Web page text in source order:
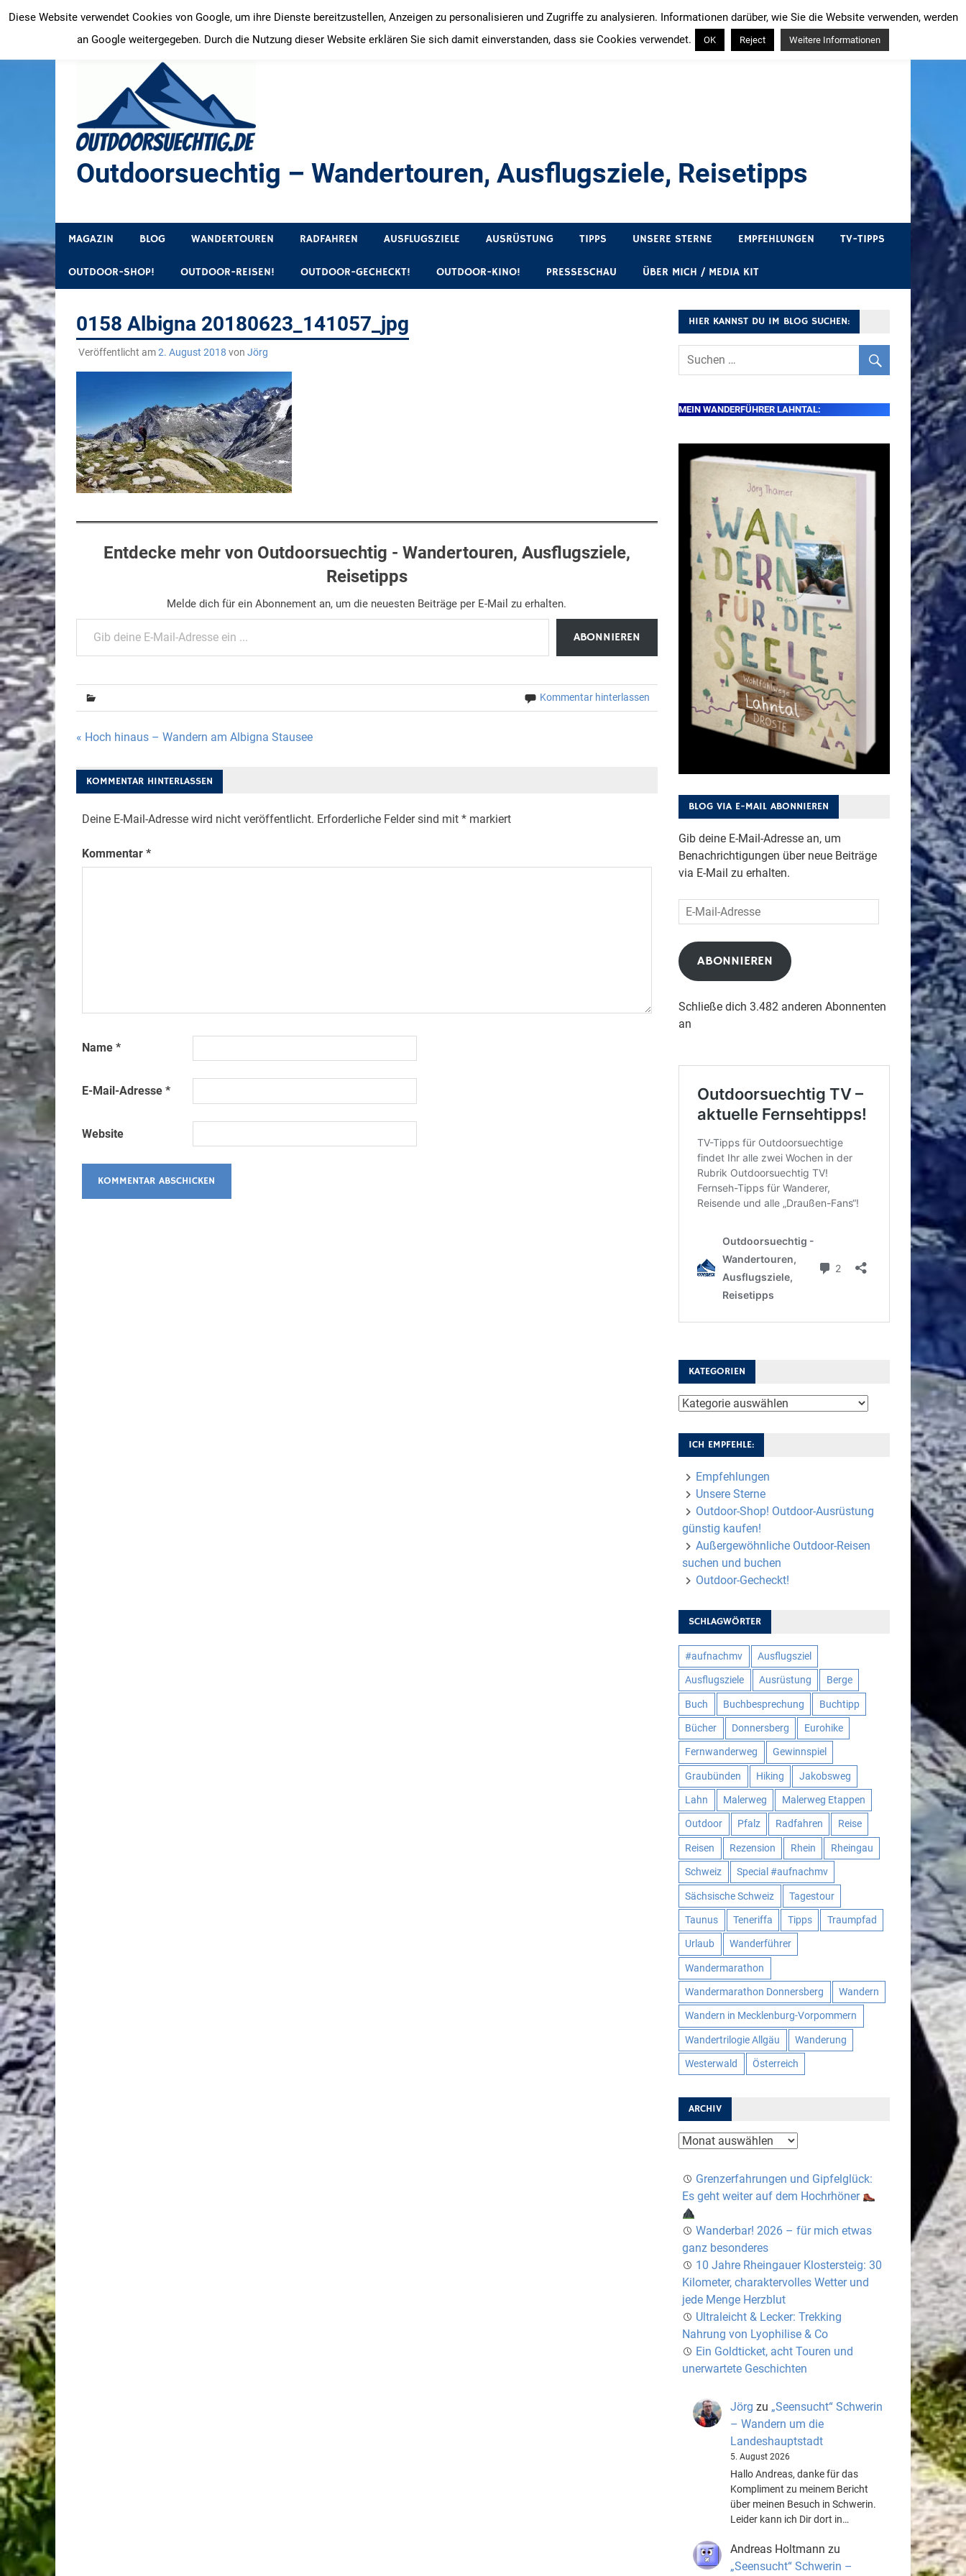
Inhalt
springen
Outdoorsuechtig – Wandertouren, Ausflugsziele, Reisetipps
MAGAZIN BLOG WANDERTOUREN RADFAHREN AUSFLUGSZIELE AUSRÜSTUNG TIPPS UNSERE STERNE EMPFEHLUNGEN TV-TIPPS
OUTDOOR-SHOP! OUTDOOR-REISEN! OUTDOOR-GECHECKT! OUTDOOR-KINO! PRESSESCHAU ÜBER MICH / MEDIA KIT
0158 Albigna 20180623_141057_jpg
Veröffentlicht am2. August 2018 von Jörg
Entdecke mehr von Outdoorsuechtig - Wandertouren, Ausflugsziele,
Reisetipps
Melde dich für ein Abonnement an, um die neuesten Beiträge per E-Mail zu erhalten.
Gib deine E-Mail-Adresse ein ...
ABONNIEREN
Kommentar hinterlassen
Beitragsnavigation
« Hoch hinaus – Wandern am Albigna Stausee
KOMMENTAR HINTERLASSEN
Deine E-Mail-Adresse wird nicht veröffentlicht. Erforderliche Felder sind mit *markiert
Kommentar *
Name *
E-Mail-Adresse *
Website
HIER KANNST DU IM BLOG SUCHEN:
MEIN WANDERFÜHRER LAHNTAL:
BLOG VIA E-MAIL ABONNIEREN
Gib deine E-Mail-Adresse an, um
Benachrichtigungen über neue Beiträge
via E-Mail zu erhalten.
E-
Mail-
Adresse
ABONNIEREN
Schließe dich 3.482 anderen Abonnenten
an
KATEGORIEN
Kategorien
ICH EMPFEHLE:
Empfehlungen
Unsere Sterne
Outdoor-Shop! Outdoor-Ausrüstung
günstig kaufen!
Außergewöhnliche Outdoor-Reisen
suchen und buchen
Outdoor-Gecheckt!
SCHLAGWÖRTER
#aufnachmv Ausflugsziel
Ausflugsziele Ausrüstung Berge
Buch Buchbesprechung Buchtipp
Bücher Donnersberg Eurohike
Fernwanderweg Gewinnspiel
Graubünden Hiking Jakobsweg
Lahn Malerweg Malerweg Etappen
Outdoor Pfalz Radfahren Reise
Reisen Rezension Rhein Rheingau
Schweiz Special #aufnachmv
Sächsische Schweiz Tagestour
Taunus Teneriffa Tipps Traumpfad
Urlaub Wanderführer
Wandermarathon
Wandermarathon Donnersberg Wandern
Wandern in Mecklenburg-Vorpommern
Wandertrilogie Allgäu Wanderung
Westerwald Österreich
ARCHIV
Archiv
Grenzerfahrungen und Gipfelglück:
Es geht weiter auf dem Hochrhöner
Wanderbar! 2026 – für mich etwas
ganz besonderes
10 Jahre Rheingauer Klostersteig: 30
Kilometer, charaktervolles Wetter und
jede Menge Herzblut
Ultraleicht & Lecker: Trekking
Nahrung von Lyophilise & Co
Ein Goldticket, acht Touren und
unerwartete Geschichten
Jörg zu „Seensucht“ Schwerin
– Wandern um die
Landeshauptstadt
5. August 2026
Hallo Andreas, danke für das
Kompliment zu meinem Bericht
über meinen Besuch in Schwerin.
Leider kann ich Dir dort in…
Andreas Holtmann zu
„Seensucht“ Schwerin –
Diese Website verwendet Cookies von Google, um ihre Dienste bereitzustellen, Anzeigen zu personalisieren und Zugriffe zu analysieren. Informationen darüber, wie Sie die Website verwenden, werden
an Google weitergegeben. Durch die Nutzung dieser Website erklären Sie sich damit einverstanden, dass sie Cookies verwendet.
OK Reject Weitere Informationen